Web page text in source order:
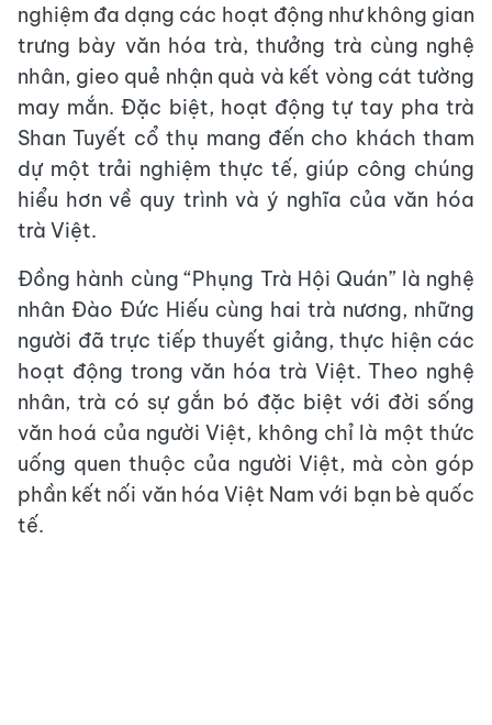
nghiệm đa dạng các hoạt động như không gian
trưng bày văn hóa trà, thưởng trà cùng nghệ
nhân, gieo quẻ nhận quà và kết vòng cát tường
may mắn. Đặc biệt, hoạt động tự tay pha trà
Shan Tuyết cổ thụ mang đến cho khách tham
dự một trải nghiệm thực tế, giúp công chúng
hiểu hơn về quy trình và ý nghĩa của văn hóa
trà Việt.
Đồng hành cùng “Phụng Trà Hội Quán” là nghệ
nhân Đào Đức Hiếu cùng hai trà nương, những
người đã trực tiếp thuyết giảng, thực hiện các
hoạt động trong văn hóa trà Việt. Theo nghệ
nhân, trà có sự gắn bó đặc biệt với đời sống
văn hoá của người Việt, không chỉ là một thức
uống quen thuộc của người Việt, mà còn góp
phần kết nối văn hóa Việt Nam với bạn bè quốc
tế.